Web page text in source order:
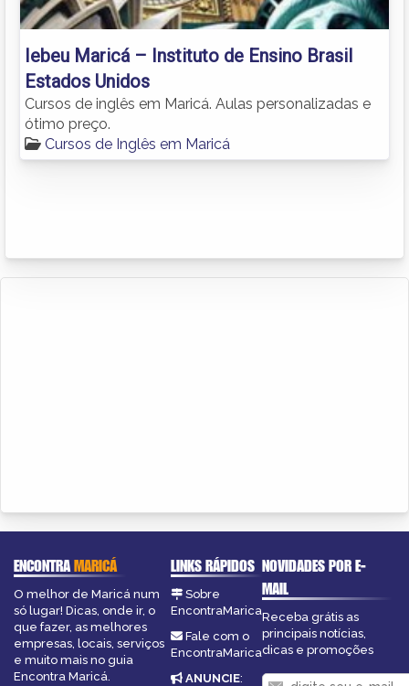
Iebeu Maricá – Instituto de Ensino Brasil
Estados Unidos
Cursos de inglês em Maricá. Aulas personalizadas e
ótimo preço.
Cursos de Inglês em Maricá
ENCONTRAMARICÁ
O melhor de Maricá num
só lugar! Dicas, onde ir, o
que fazer, as melhores
empresas, locais, serviços
e muito mais no guia
Encontra Maricá.
LINKS RÁPIDOS
Sobre
EncontraMarica
Fale com o
EncontraMarica
ANUNCIE:
NOVIDADES POR E-
MAIL
Receba grátis as
principais notícias,
dicas e promoções